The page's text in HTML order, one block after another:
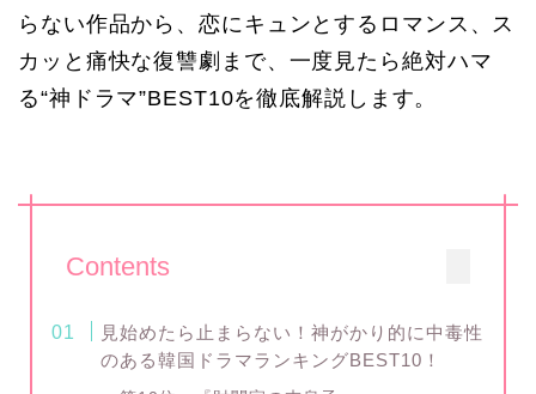
らない作品から、恋にキュンとするロマンス、ス
カッと痛快な復讐劇まで、一度見たら絶対ハマ
る“神ドラマ”BEST10を徹底解説します。
Contents
見始めたら止まらない！神がかり的に中毒性
のある韓国ドラマランキングBEST10！